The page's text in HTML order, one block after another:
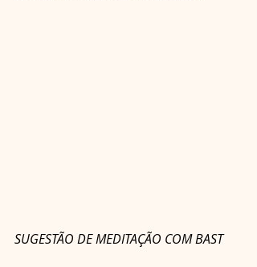
SUGESTÃO DE MEDITAÇÃO COM BAST